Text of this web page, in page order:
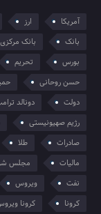
آمریکا ارز
بانک
بانک مرکزی
بورس
تحریم
حسن روحانی
دولت
دونالد
رژیم صهیونیستی
صادرات
طلا
مالیات
مجلس
نفت
ویروس
کرونا
کرونا